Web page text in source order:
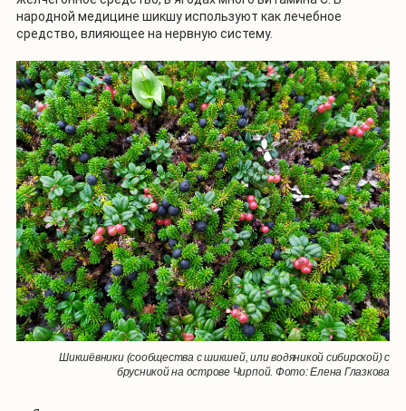
народной медицине шикшу используют как лечебное
средство, влияющее на нервную систему.
Шикшёвники (сообщества с шикшей, или водяникой сибирской) с
брусникой на острове Чирпой. Фото: Елена Глазкова